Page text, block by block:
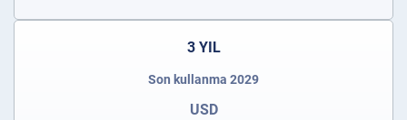
3 YIL
Son kullanma 2029
USD